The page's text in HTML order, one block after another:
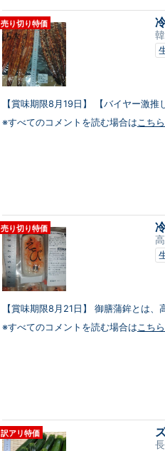
売り切り特価
【賞味期限8月19日】 【バイヤー激推
※すべてのコメントを読む場合はこち
売り切り特価
【賞味期限8月21日】 御膳蒲鉾とは、
※すべてのコメントを読む場合はこち
訳アリ特価